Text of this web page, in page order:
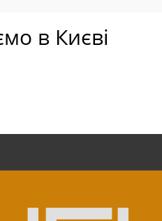
в Києві